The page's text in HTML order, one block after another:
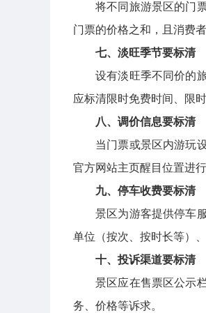
将不同旅游景区的门
门票的价格之和，且消费
七、淡旺季节要标清
设有淡旺季不同价的
应标清限时免费时间、限
八、调价信息要标清
当门票或景区内游玩
官方网站主页醒目位置进行
九、停车收费要标清
景区为游客提供停车
单位（按次、按时长等）
十、投诉渠道要标清
景区应在售票区公示
务、价格等诉求。